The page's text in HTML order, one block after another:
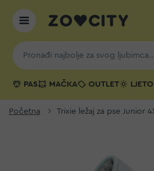
PAS MAČKA OUTLET LJETO
Početna Trixie ležaj za pse Junior